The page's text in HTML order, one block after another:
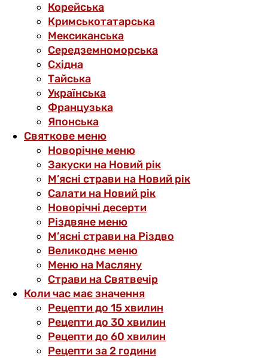
Корейська
Кримськотатарська
Мексиканська
Середземноморська
Східна
Тайська
Українська
Французька
Японська
Святкове меню
Новорічне меню
Закуски на Новий рік
М’ясні страви на Новий рік
Салати на Новий рік
Новорічні десерти
Різдвяне меню
М’ясні страви на Різдво
Великоднє меню
Меню на Масляну
Страви на Святвечір
Коли час має значення
Рецепти до 15 хвилин
Рецепти до 30 хвилин
Рецепти до 60 хвилин
Рецепти за 2 години